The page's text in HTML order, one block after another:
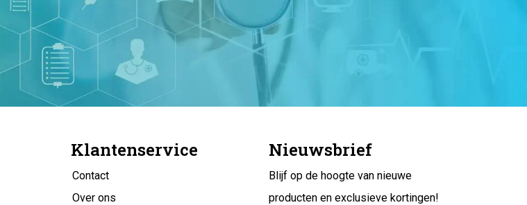
Klantenservice
Contact
Over ons
Nieuwsbrief
Blijf op de hoogte van nieuwe
producten en exclusieve kortingen!